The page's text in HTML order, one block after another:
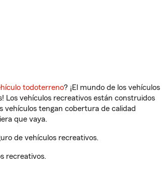
todoterreno? ¡El mundo de los vehículos
Los vehículos recreativos están construidos
vehículos tengan cobertura de calidad
que vaya.
de vehículos recreativos.
recreativos.